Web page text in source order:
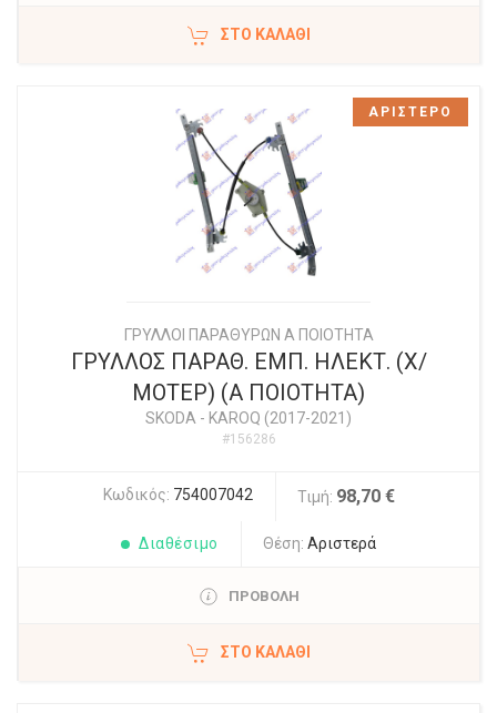
ΣΤΟ ΚΑΛΆΘΙ
ΓΡΥΛΛΟΙ ΠΑΡΑΘΥΡΩΝ Α ΠΟΙΟΤΗΤΑ
ΓΡΥΛΛΟΣ ΠΑΡΑΘ. ΕΜΠ. ΗΛΕΚΤ. (Χ/
ΜΟΤΕΡ) (Α ΠΟΙΟΤΗΤΑ)
SKODA - KAROQ (2017-2021)
#156286
Κωδικός: 754007042 Τιμή: 98,70 €
Διαθέσιμο Θέση: Αριστερά
ΠΡΟΒΟΛΗ
ΣΤΟ ΚΑΛΆΘΙ
ΑΡΙΣΤΕΡΟ